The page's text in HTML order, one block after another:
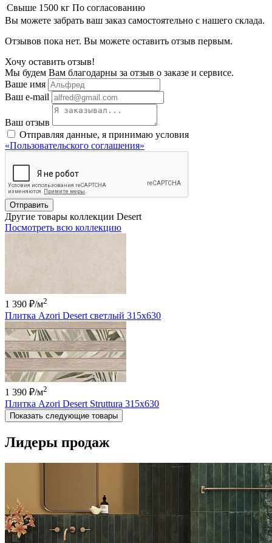
Свыше 1500 кг По согласованию
Вы можете забрать ваш заказ самостоятельно с нашего склада.
Отзывов пока нет. Вы можете оставить отзыв первым.
Хочу оставить отзыв!
Мы будем Вам благодарны за отзыв о заказе и сервисе.
Ваше имя
Ваш e-mail
Ваш отзыв
Отправляя данные, я принимаю условия
«Пользовательского соглашения»
Отправить
Другие товары коллекции Desert
Посмотреть всю коллекцию
1 390 ₽/м2
Плитка Azori Desert светлый 315x630
1 390 ₽/м2
Плитка Azori Desert Struttura 315x630
Показать следующие товары
Лидеры продаж